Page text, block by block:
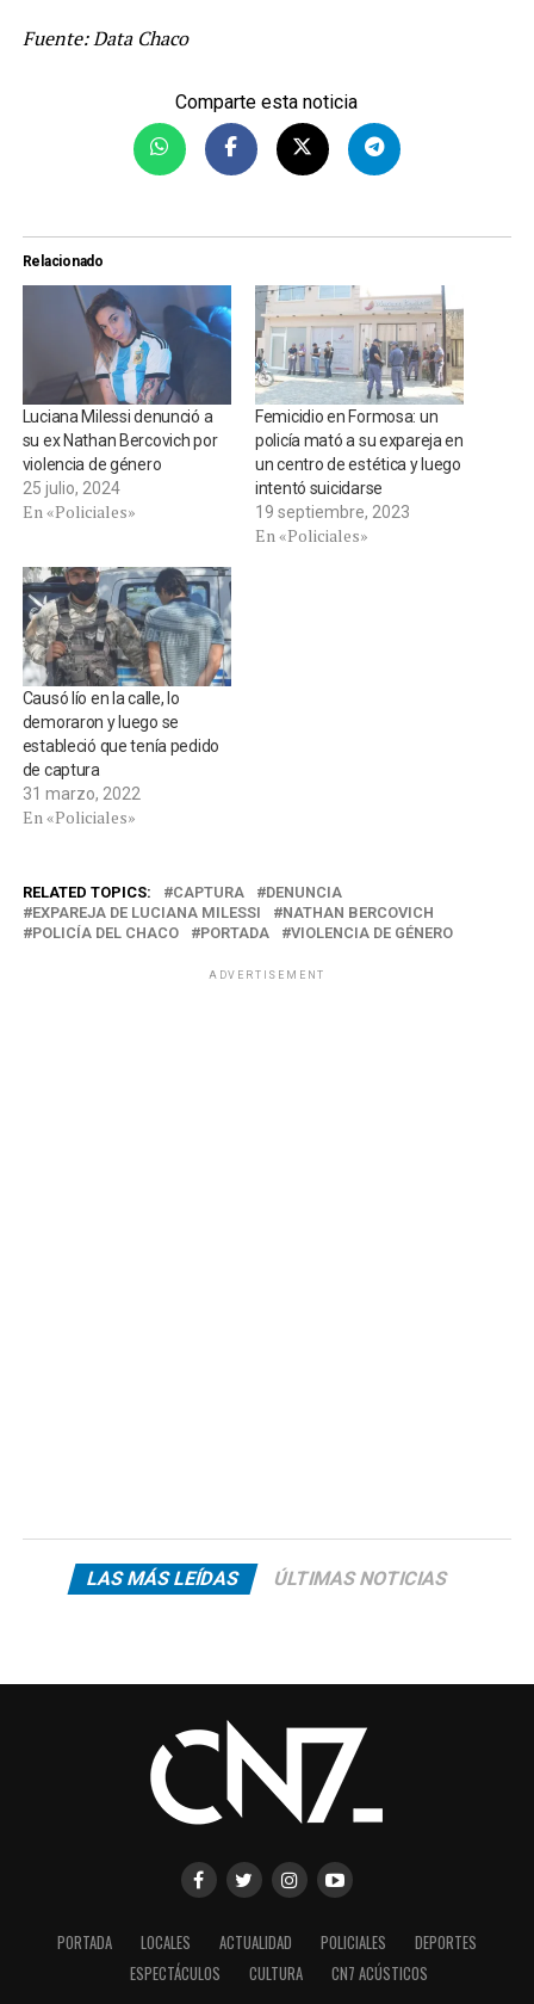
Fuente: Data Chaco
Comparte esta noticia
Relacionado
Luciana Milessi denunció a
su ex Nathan Bercovich por
violencia de género
25 julio, 2024
En «Policiales»
Femicidio en Formosa: un
policía mató a su expareja en
un centro de estética y luego
intentó suicidarse
19 septiembre, 2023
En «Policiales»
Causó lío en la calle, lo
demoraron y luego se
estableció que tenía pedido
de captura
31 marzo, 2022
En «Policiales»
RELATED TOPICS: CAPTURA
DENUNCIA
EXPAREJA DE LUCIANA MILESSI
NATHAN BERCOVICH
POLICÍA DEL CHACO
PORTADA VIOLENCIA DE GÉNERO
ADVERTISEMENT
LAS MÁS LEÍDAS ÚLTIMAS NOTICIAS
PORTADA LOCALES ACTUALIDAD POLICIALES
DEPORTES
ESPECTÁCULOS
CULTURA CN7 ACÚSTICOS